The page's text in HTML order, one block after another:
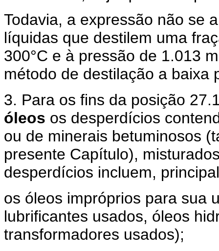
Todavia, a expressão não se
líquidas que destilem uma
300°C e à pressão de 1.013
método de destilação a baixa
3. Para os fins da posição
óleos os desperdícios
ou de minerais betuminosos
presente Capítulo),
desperdícios incluem,
os óleos impróprios para sua
lubrificantes usados, óleos
transformadores usados);